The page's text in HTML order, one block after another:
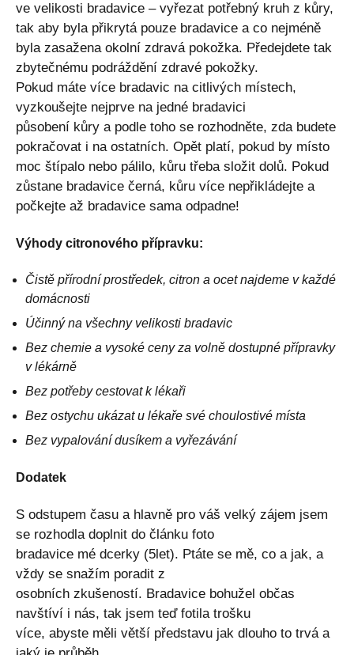
ve velikosti bradavice – vyřezat potřebný kruh z kůry,
tak aby byla přikrytá pouze bradavice a co nejméně
byla zasažena okolní zdravá pokožka. Předejdete tak
zbytečnému podráždění zdravé pokožky.
Pokud máte více bradavic na citlivých místech,
vyzkoušejte nejprve na jedné bradavici
působení kůry a podle toho se rozhodněte, zda budete
pokračovat i na ostatních. Opět platí, pokud by místo
moc štípalo nebo pálilo, kůru třeba složit dolů. Pokud
zůstane bradavice černá, kůru více nepřikládejte a
počkejte až bradavice sama odpadne!
Výhody citronového přípravku:
Čistě přírodní prostředek, citron a ocet najdeme v každé
domácnosti
Účinný na všechny velikosti bradavic
Bez chemie a vysoké ceny za volně dostupné přípravky
v lékárně
Bez potřeby cestovat k lékaři
Bez ostychu ukázat u lékaře své choulostivé místa
Bez vypalování dusíkem a vyřezávání
Dodatek
S odstupem času a hlavně pro váš velký zájem jsem
se rozhodla doplnit do článku foto
bradavice mé dcerky (5let). Ptáte se mě, co a jak, a
vždy se snažím poradit z
osobních zkušeností. Bradavice bohužel občas
navštíví i nás, tak jsem teď fotila trošku
více, abyste měli větší představu jak dlouho to trvá a